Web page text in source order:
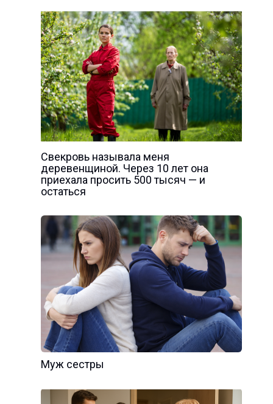
Свекровь называла меня
деревенщиной. Через 10 лет она
приехала просить 500 тысяч — и
остаться
Муж сестры